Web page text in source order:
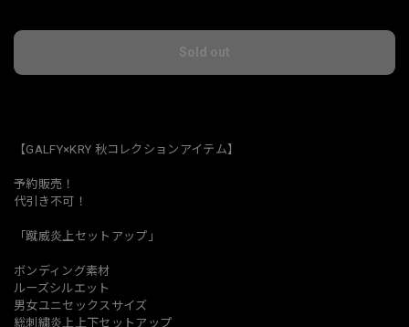
Sold out
【GALFY×KRY 秋コレクションアイテム】
予約販売！
代引き不可！
「蹴威炎上セットアップ」
ボンディング素材
ルーズシルエット
男女ユニセックスサイズ
総刺繍炎上上下セットアップ